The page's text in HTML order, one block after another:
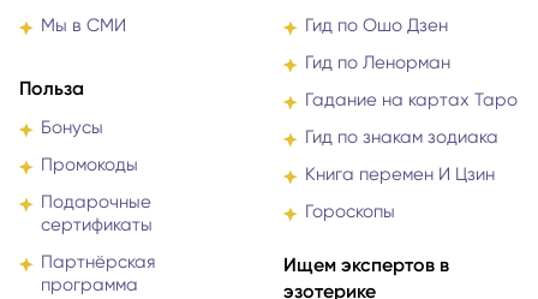
Мы в СМИ
Польза
Бонусы
Промокоды
Подарочные
сертификаты
Партнёрская
программа
Гид по Ошо Дзен
Гид по Ленорман
Гадание на картах Таро
Гид по знакам зодиака
Книга перемен И Цзин
Гороскопы
Ищем экспертов в
эзотерике